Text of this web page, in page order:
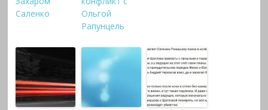
Саленко
Ольгой
Рапунцель